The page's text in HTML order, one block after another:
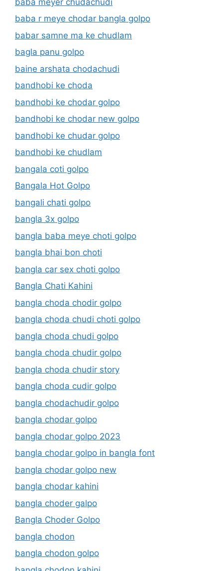
baba r meye chodar bangla golpo
babar samne ma ke chudlam
bagla panu golpo
baine arshata chodachudi
bandhobi ke choda
bandhobi ke chodar golpo
bandhobi ke chodar new golpo
bandhobi ke chudar golpo
bandhobi ke chudlam
bangala coti golpo
Bangala Hot Golpo
bangali chati golpo
bangla 3x golpo
bangla baba meye choti golpo
bangla bhai bon choti
bangla car sex choti golpo
Bangla Chati Kahini
bangla choda chodir golpo
bangla choda chudi choti golpo
bangla choda chudi golpo
bangla choda chudir golpo
bangla choda chudir story
bangla choda cudir golpo
bangla chodachudir golpo
bangla chodar golpo
bangla chodar golpo 2023
bangla chodar golpo in bangla font
bangla chodar golpo new
bangla chodar kahini
bangla choder galpo
Bangla Choder Golpo
bangla chodon
bangla chodon golpo